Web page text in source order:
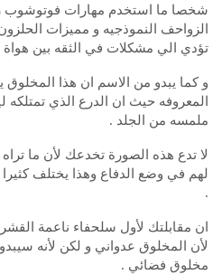
شخصا ما استخدم مهارات فوتوشوب
الزواحف النموذجيه و مميزات
تؤدي الي مشكلات في الثقه بين هواة
و كما يبدو من الاسم ان هذا المخلوق
المعروفه حيث ان الدرع الذي
ملمسه من الجلد .
لا تدع هذه الصورة تخدعك لأن ما
لهم في وضع الدفاع وهذا يختلف
.
ان مقابلتك لأول سلحفاء ناعمة
لأن المخلوق عدواني و لكن لأنه
مخلوق فضائي .